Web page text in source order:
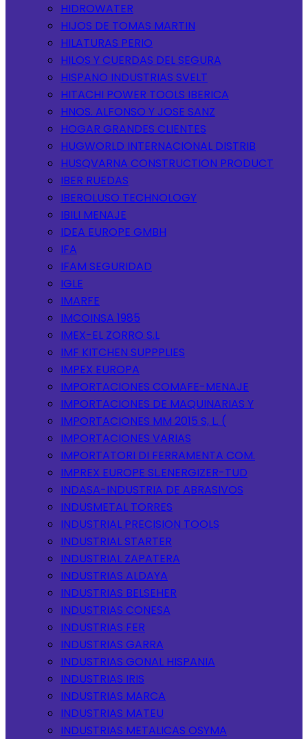
HIDROWATER
HIJOS DE TOMAS MARTIN
HILATURAS PERIO
HILOS Y CUERDAS DEL SEGURA
HISPANO INDUSTRIAS SVELT
HITACHI POWER TOOLS IBERICA
HNOS. ALFONSO Y JOSE SANZ
HOGAR GRANDES CLIENTES
HUGWORLD INTERNACIONAL DISTRIB
HUSQVARNA CONSTRUCTION PRODUCT
IBER RUEDAS
IBEROLUSO TECHNOLOGY
IBILI MENAJE
IDEA EUROPE GMBH
IFA
IFAM SEGURIDAD
IGLE
IMARFE
IMCOINSA 1985
IMEX-EL ZORRO S.L
IMF KITCHEN SUPPPLIES
IMPEX EUROPA
IMPORTACIONES COMAFE-MENAJE
IMPORTACIONES DE MAQUINARIAS Y
IMPORTACIONES MM 2015 S, L. (
IMPORTACIONES VARIAS
IMPORTATORI DI FERRAMENTA COM.
IMPREX EUROPE SL.ENERGIZER-TUD
INDASA-INDUSTRIA DE ABRASIVOS
INDUSMETAL TORRES
INDUSTRIAL PRECISION TOOLS
INDUSTRIAL STARTER
INDUSTRIAL ZAPATERA
INDUSTRIAS ALDAYA
INDUSTRIAS BELSEHER
INDUSTRIAS CONESA
INDUSTRIAS FER
INDUSTRIAS GARRA
INDUSTRIAS GONAL HISPANIA
INDUSTRIAS IRIS
INDUSTRIAS MARCA
INDUSTRIAS MATEU
INDUSTRIAS METALICAS OSYMA